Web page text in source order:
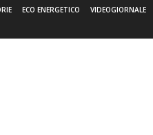
ECO ENERGETICO VIDEOGIORNALE